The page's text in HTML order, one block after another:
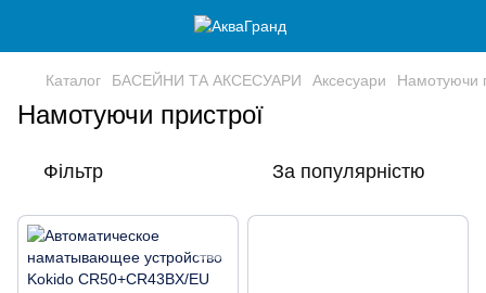
Каталог БАСЕЙНИ ТА АКСЕСУАРИ Аксесуари Намотуючи
Намотуючи пристрої
Фільтр За популярністю